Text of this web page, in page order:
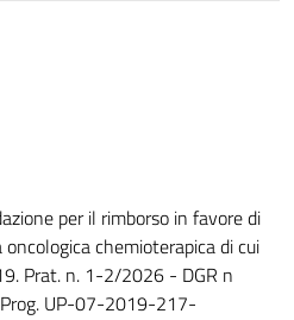
per il rimborso in favore di
chemioterapica di cui
Prat. n. 1-2/2026 - DGR n
UP-07-2019-217-